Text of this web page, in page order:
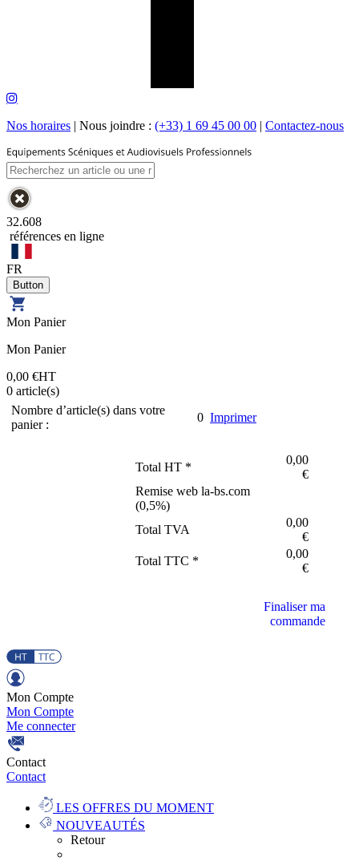
Nos horaires | Nous joindre : (+33) 1 69 45 00 00 | Contactez-nous
32.608
références en ligne
FR
Mon Panier
Mon Panier
0,00 €HT
0 article(s)
Nombre d’article(s) dans votre
panier :
0 Imprimer
Total HT *
0,00
€
Remise web la-bs.com
(0,5%)
Total TVA
0,00
€
Total TTC *
0,00
€
Finaliser ma
commande
Mon Compte
Mon Compte
Me connecter
Contact
Contact
LES OFFRES DU MOMENT
NOUVEAUTÉS
Retour